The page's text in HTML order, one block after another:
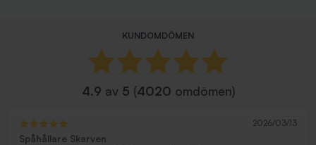
KUNDOMDÖMEN
4.9 av 5 (4020 omdömen)
2026/03/13
Spåhållare Skarven